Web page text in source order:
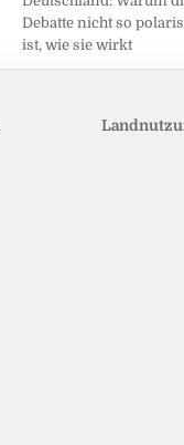
Debatte nicht so
ist, wie sie wirkt